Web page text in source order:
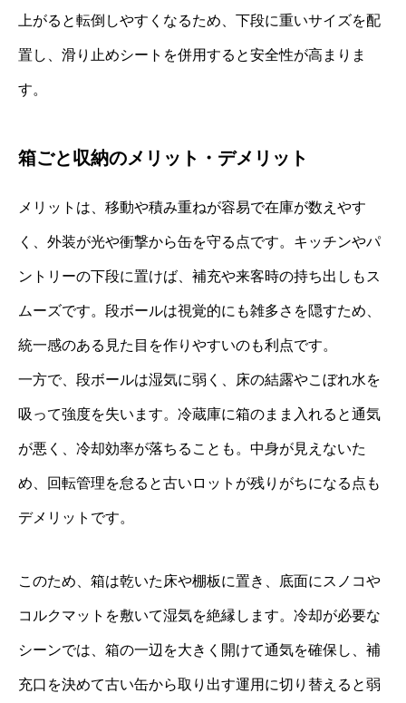
上がると転倒しやすくなるため、下段に重いサイズを配
置し、滑り止めシートを併用すると安全性が高まりま
す。
箱ごと収納のメリット・デメリット
メリットは、移動や積み重ねが容易で在庫が数えやす
く、外装が光や衝撃から缶を守る点です。キッチンやパ
ントリーの下段に置けば、補充や来客時の持ち出しもス
ムーズです。段ボールは視覚的にも雑多さを隠すため、
統一感のある見た目を作りやすいのも利点です。
一方で、段ボールは湿気に弱く、床の結露やこぼれ水を
吸って強度を失います。冷蔵庫に箱のまま入れると通気
が悪く、冷却効率が落ちることも。中身が見えないた
め、回転管理を怠ると古いロットが残りがちになる点も
デメリットです。
このため、箱は乾いた床や棚板に置き、底面にスノコや
コルクマットを敷いて湿気を絶縁します。冷却が必要な
シーンでは、箱の一辺を大きく開けて通気を確保し、補
充口を決めて古い缶から取り出す運用に切り替えると弱